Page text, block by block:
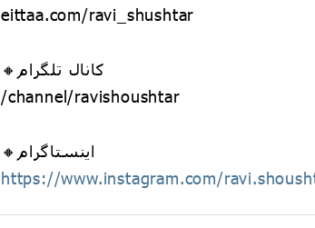
eittaa.com/ravi_shushtar
🔸کانال تلگرام
/channel/ravishoushtar
🔸اینستاگرام
https://www.instagram.com/